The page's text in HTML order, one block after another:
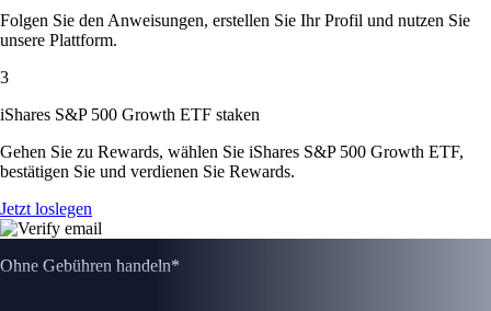
Folgen Sie den Anweisungen, erstellen Sie Ihr Profil und nutzen Sie
unsere Plattform.
3
iShares S&P 500 Growth ETF staken
Gehen Sie zu Rewards, wählen Sie iShares S&P 500 Growth ETF,
bestätigen Sie und verdienen Sie Rewards.
Jetzt loslegen
Ohne Gebühren handeln*